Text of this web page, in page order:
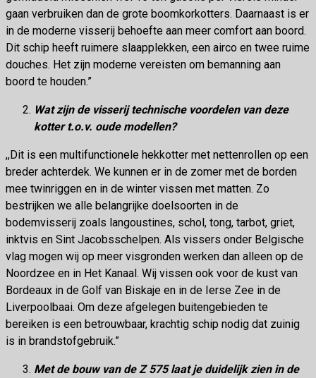
gaan verbruiken dan de grote boomkorkotters. Daarnaast is er
in de moderne visserij behoefte aan meer comfort aan boord.
Dit schip heeft ruimere slaapplekken, een airco en twee ruime
douches. Het zijn moderne vereisten om bemanning aan
boord te houden.”
Wat zijn de visserij technische voordelen van deze
kotter t.o.v. oude modellen?
,,Dit is een multifunctionele hekkotter met nettenrollen op een
breder achterdek. We kunnen er in de zomer met de borden
mee twinriggen en in de winter vissen met matten. Zo
bestrijken we alle belangrijke doelsoorten in de
bodemvisserij zoals langoustines, schol, tong, tarbot, griet,
inktvis en Sint Jacobsschelpen. Als vissers onder Belgische
vlag mogen wij op meer visgronden werken dan alleen op de
Noordzee en in Het Kanaal. Wij vissen ook voor de kust van
Bordeaux in de Golf van Biskaje en in de Ierse Zee in de
Liverpoolbaai. Om deze afgelegen buitengebieden te
bereiken is een betrouwbaar, krachtig schip nodig dat zuinig
is in brandstofgebruik.”
Met de bouw van de Z 575 laat je duidelijk zien in de